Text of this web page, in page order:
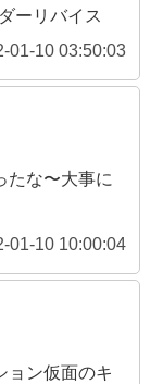
ーリバイス
01-10 03:50:03
たな〜大事に
01-10 10:00:04
ョン仮面のキ